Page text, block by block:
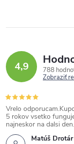
4,9
788
Zobraziť
Matúš Drotár
Vrelo
5 rokov vsetko
najneskor na dalsi